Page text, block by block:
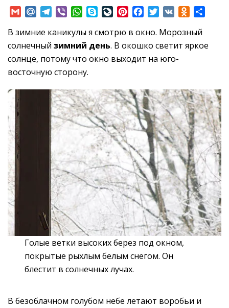
GmailMail.RuTelegram
Viber WhatsApp
SkypeLiveJournal
PinterestFacebookTwitter
VK
В зимние каникулы я смотрю в окно. Морозный
солнечный зимний день. В окошко светит яркое
солнце, потому что окно выходит на юго-
восточную сторону.
Голые ветки высоких берез под окном,
покрытые рыхлым белым снегом. Он
блестит в солнечных лучах.
В безоблачном голубом небе летают воробьи и